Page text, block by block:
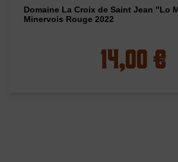
Domaine La Croix de Saint Jean "Lo
Minervois Rouge 2022
14,00 €